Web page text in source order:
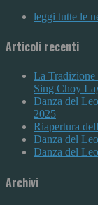
leggi tutte le
Articoli recenti
La Tradizione
Sing Choy
Danza del
2025
Riapertura
Danza del
Danza del
Archivi